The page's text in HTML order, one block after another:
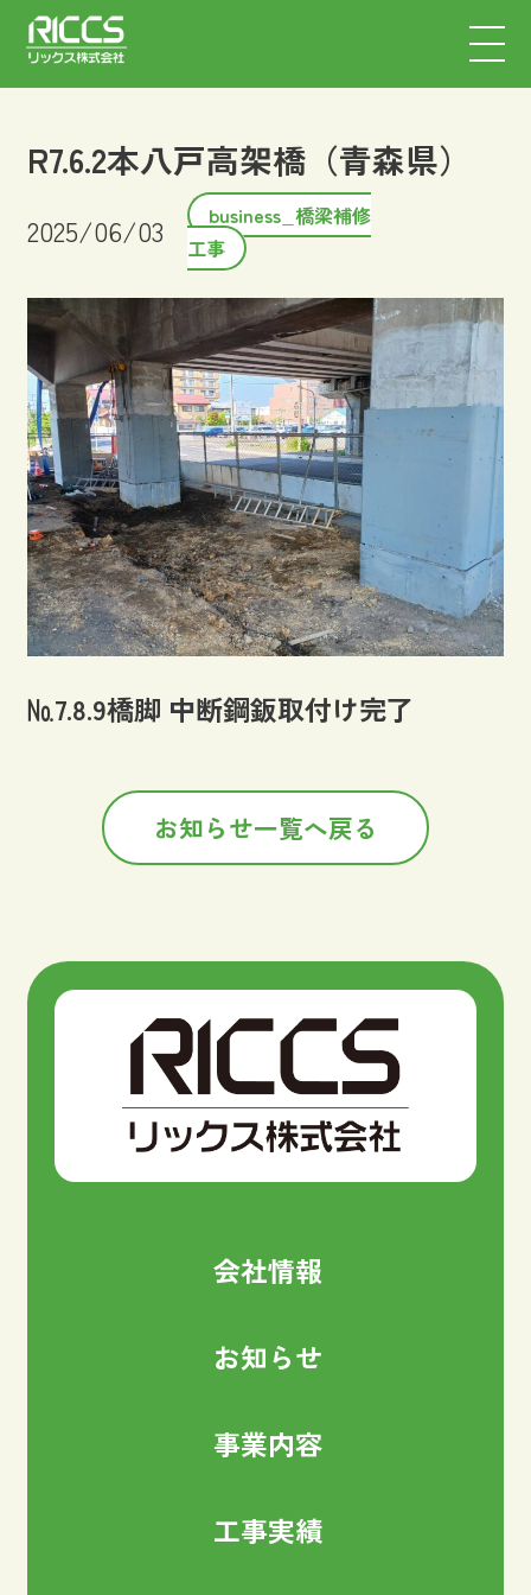
R7.6.2本八戸高架橋（青森県）
2025/06/03
business_橋梁補修
工事
№7.8.9橋脚 中断鋼鈑取付け完了
お知らせ一覧へ戻る
会社情報
お知らせ
事業内容
工事実績